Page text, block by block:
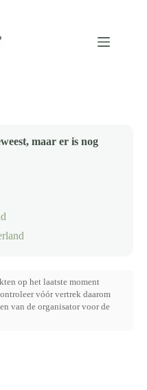
maar er is nog
op het laatste moment
vóór vertrek daarom
van de organisator voor de